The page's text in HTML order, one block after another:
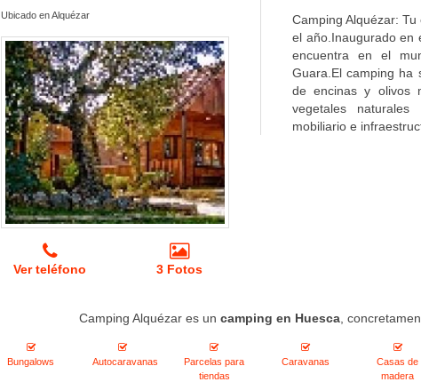
Ubicado en Alquézar
Ver teléfono 3 Fotos
Camping Alquézar:
el año.Inaugurado en
encuentra en el
Guara.El camping ha
de encinas y olivos
vegetales
mobiliario e
Camping Alquézar es uncamping en Huesca ,
Bungalows Autocaravanas
Parcelas para
tiendas
Caravanas
Casas de
madera